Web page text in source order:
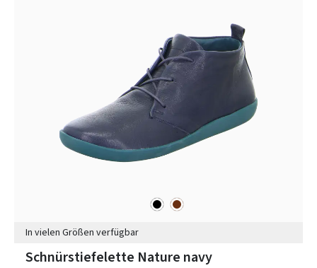
schwarz
braun
In vielen Größen verfügbar
Schnürstiefelette Nature navy